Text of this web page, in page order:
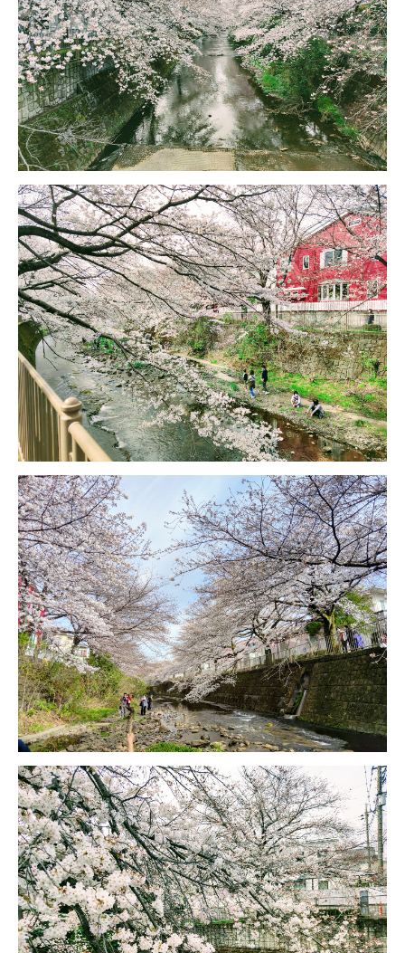
1号館総合受付：〒194-0022 東京都町田市森野1-7-8
TEL：042-729-1026 (平日8時30分〜17時30分)